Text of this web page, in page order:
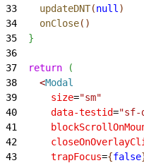
33
    updateDNT
(null )
34
    onClose
( )
35
}
36
37
  return
(
38
<Modal
39
      size
="sm"
40
      data-testid
="sf-
41
42
43
      trapFocus
={false